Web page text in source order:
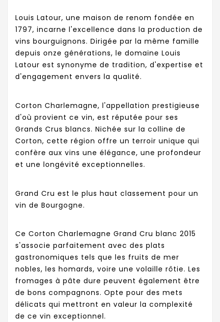
Louis Latour, une maison de renom fondée en
1797, incarne l'excellence dans la production de
vins bourguignons. Dirigée par la même famille
depuis onze générations, le domaine Louis
Latour est synonyme de tradition, d'expertise et
d'engagement envers la qualité.
Corton Charlemagne, l'appellation prestigieuse
d'où provient ce vin, est réputée pour ses
Grands Crus blancs. Nichée sur la colline de
Corton, cette région offre un terroir unique qui
confère aux vins une élégance, une profondeur
et une longévité exceptionnelles.
Grand Cru est le plus haut classement pour un
vin de Bourgogne.
Ce Corton Charlemagne Grand Cru blanc 2015
s'associe parfaitement avec des plats
gastronomiques tels que les fruits de mer
nobles, les homards, voire une volaille rôtie. Les
fromages à pâte dure peuvent également être
de bons compagnons. Opte pour des mets
délicats qui mettront en valeur la complexité
de ce vin exceptionnel.